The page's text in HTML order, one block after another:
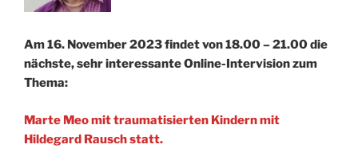
Am 16. November 2023 findet von 18.00 – 21.00 die
nächste, sehr interessante Online-Intervision zum
Thema:
Marte Meo mit traumatisierten Kindern mit
Hildegard Rausch statt.